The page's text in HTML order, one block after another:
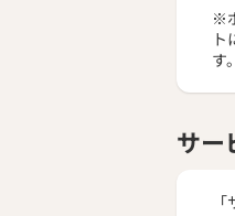
※
ト
す。
サー